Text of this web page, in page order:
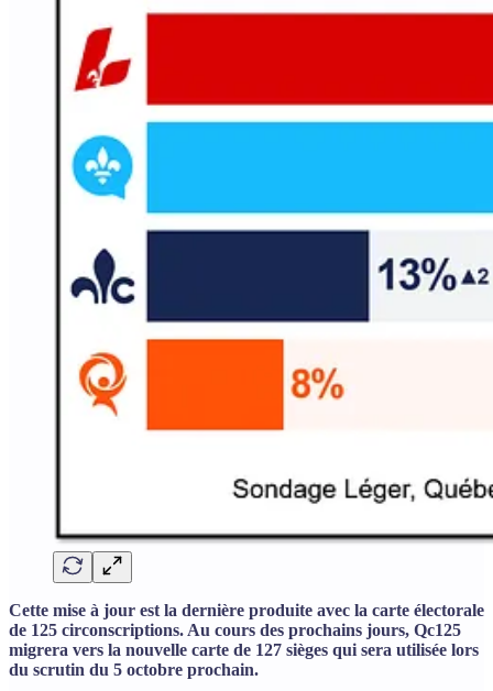
Cette mise à jour est la dernière produite avec la carte électorale
de 125 circonscriptions. Au cours des prochains jours, Qc125
migrera vers la nouvelle carte de 127 sièges qui sera utilisée lors
du scrutin du 5 octobre prochain.